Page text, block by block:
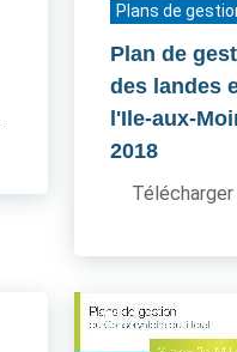
Plans de
Plan de
des landes
l'Ile-aux-
2018